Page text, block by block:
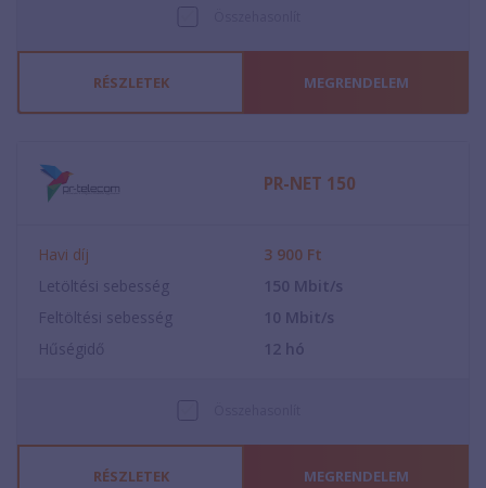
RÉSZLETEK MEGRENDELEM
PR-NET 150
Havi díj 3 900 Ft
Letöltési sebesség
150 Mbit/s
Feltöltési sebesség
10 Mbit/s
Hűségidő
12 hó
RÉSZLETEK MEGRENDELEM